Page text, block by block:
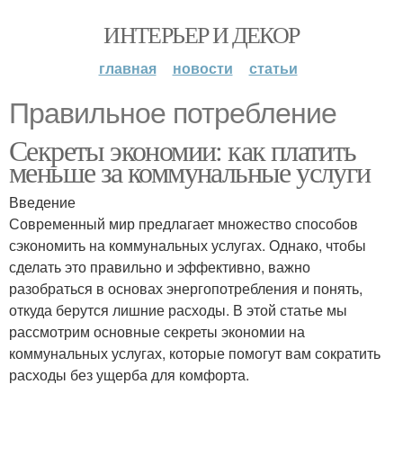
ИНТЕРЬЕР И ДЕКОР
главная новости статьи
Правильное потребление
Секреты экономии: как платить
меньше за коммунальные услуги
Введение
Современный мир предлагает множество способов
сэкономить на коммунальных услугах. Однако, чтобы
сделать это правильно и эффективно, важно
разобраться в основах энергопотребления и понять,
откуда берутся лишние расходы. В этой статье мы
рассмотрим основные секреты экономии на
коммунальных услугах, которые помогут вам сократить
расходы без ущерба для комфорта.